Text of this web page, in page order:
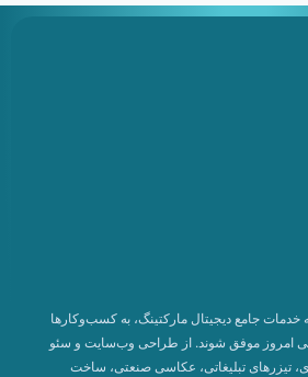
خدمات جامع دیجیتال مارکتینگ، به کسب‌وکارها
امروز موفق شوند. از طراحی وب‌سایت و سئو
تیزرهای تبلیغاتی، عکاسی صنعتی، ساخت